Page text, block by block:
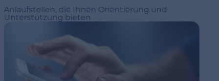
Anlaufstellen, die Ihnen Orientierung und
Unterstützung bieten